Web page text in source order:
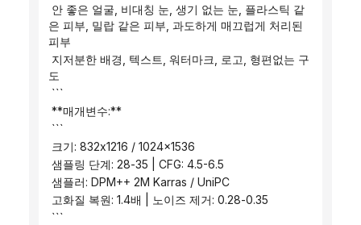
은 피부, 밀랍 같은 피부, 과도하게 매끄럽게 처리된
피부
도
```
**매개변수:**
```
크기: 832x1216 / 1024x1536
샘플링 단계: 28-35 | CFG: 4.5-6.5
샘플러: DPM++ 2M Karras / UniPC
고화질 복원: 1.4배 | 노이즈 제거: 0.28-0.35
```